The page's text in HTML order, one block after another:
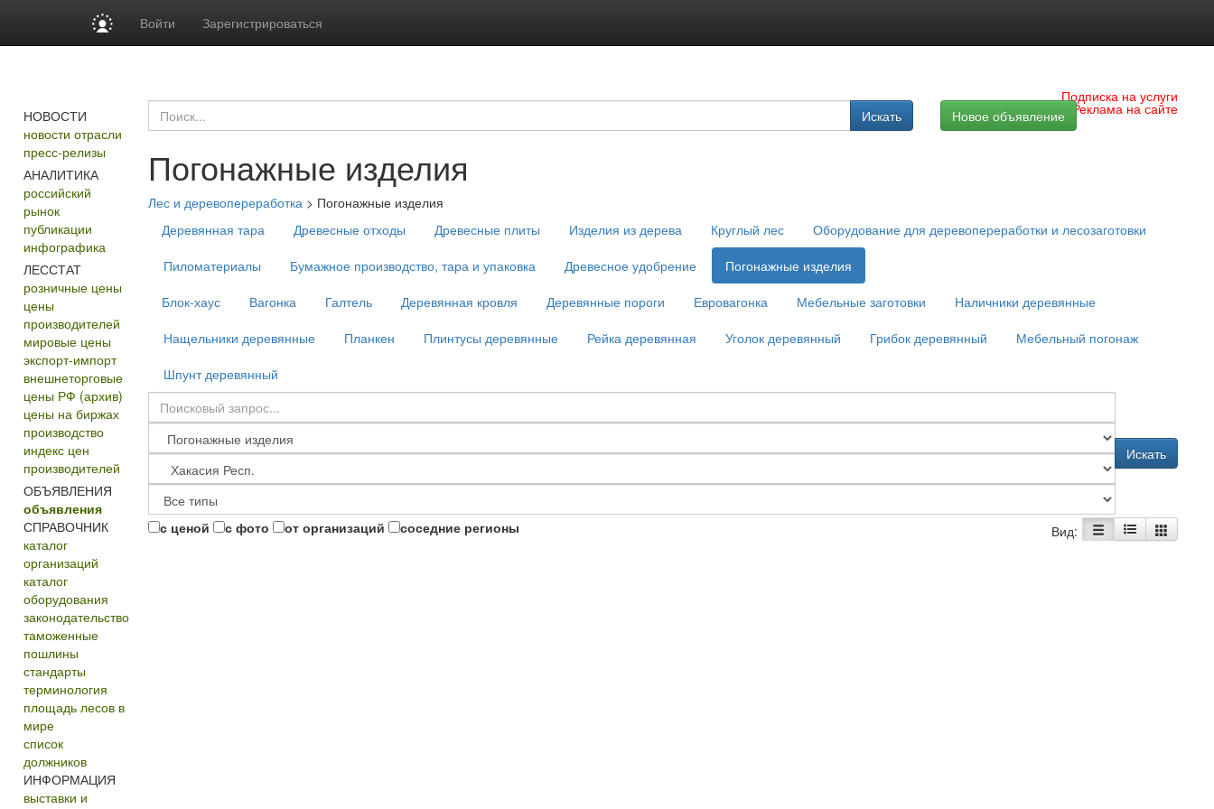
Войти Зарегистрироваться
НОВОСТИ
новости отрасли
пресс-релизы
АНАЛИТИКА
российский
рынок
публикации
инфографика
ЛЕССТАТ
розничные цены
цены
производителей
мировые цены
экспорт-импорт
внешнеторговые
цены РФ (архив)
цены на биржах
производство
индекс цен
производителей
ОБЪЯВЛЕНИЯ
объявления
СПРАВОЧНИК
каталог
организаций
каталог
оборудования
законодательство
таможенные
пошлины
стандарты
терминология
площадь лесов в
мире
список
должников
ИНФОРМАЦИЯ
выставки и
Подписка на услуги
Реклама на сайте
Искать Новое объявление
Погонажные изделия
Лес и деревопереработка> Погонажные изделия
Деревянная тара
Древесные отходы Древесные плиты Изделия из дерева Круглый лес
Оборудование для деревопереработки и лесозаготовки
Пиломатериалы
Бумажное производство, тара и упаковка Древесное удобрение
Погонажные изделия
Блок-хаус
Вагонка Галтель Деревянная кровля Деревянные пороги Евровагонка Мебельные заготовки
Наличники деревянные
Нащельники деревянные
Планкен Плинтусы деревянные Рейка деревянная Уголок деревянный Грибок деревянный
Мебельный погонаж
Шпунт деревянный
Искать
с ценой с фото от организаций соседние регионы Вид: